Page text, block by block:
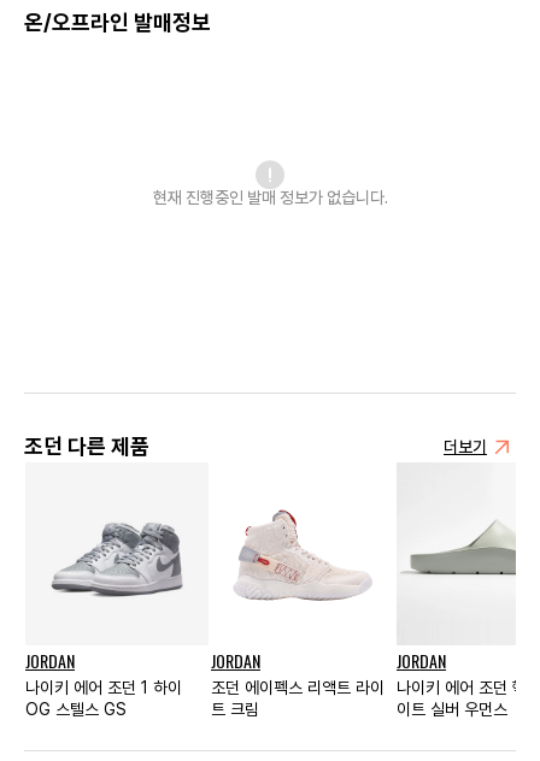
온/오프라인 발매정보
현재 진행중인 발매 정보가 없습니다.
조던 다른 제품 더보기
JORDAN
나이키 에어 조던 1 하이
OG 스텔스 GS
JORDAN
조던 에이펙스 리액트 라이
트 크림
JORDAN
나이키 에어 조던 헥
이트 실버 우먼스